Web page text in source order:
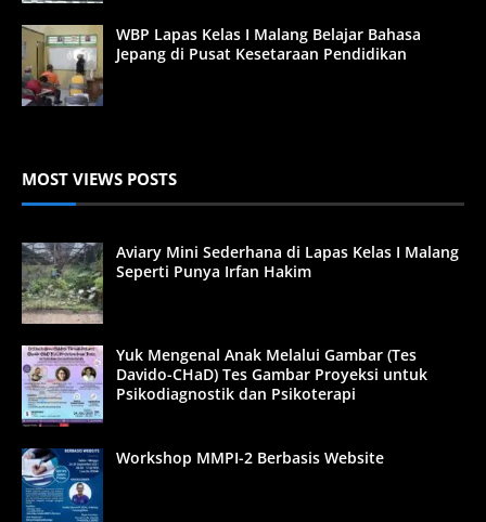
WBP Lapas Kelas I Malang Belajar Bahasa
Jepang di Pusat Kesetaraan Pendidikan
MOST VIEWS POSTS
Aviary Mini Sederhana di Lapas Kelas I Malang
Seperti Punya Irfan Hakim
Yuk Mengenal Anak Melalui Gambar (Tes
Davido-CHaD) Tes Gambar Proyeksi untuk
Psikodiagnostik dan Psikoterapi
Workshop MMPI-2 Berbasis Website